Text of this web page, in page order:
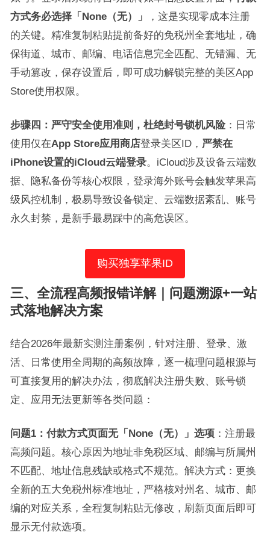
方式务必选择「None（无）」
，这是实现零成本注册
的关键。精准复制粘贴提前备好的免税州全套地址，确
保街道、城市、邮编、电话信息完全匹配、无错漏、无
手动篡改，保存设置后，即可成功解锁完整的美区App
Store使用权限。
步骤四：严守安全使用准则，杜绝封号锁机风险：日常
使用仅在App Store应用商店登录美区ID， 严禁在
iPhone设置的iCloud云端登录。iCloud涉及设备云端数
据、隐私备份等核心权限，登录海外账号会触发苹果高
级风控机制，极易导致设备锁定、云端数据紊乱、账号
永久封禁，是新手最易踩中的高危误区。
购买独享苹果ID
三、全流程高频报错详解｜问题溯源+一站
式落地解决方案
结合2026年最新实测注册案例，针对注册、登录、激
活、日常使用全周期的高频故障，逐一梳理问题根源与
可直接复用的解决办法，彻底解决注册失败、账号锁
定、应用无法更新等各类问题：
问题1：付款方式页面无「None（无）」选项：注册最
高频问题。核心原因为地址非免税区域、邮编与所属州
不匹配、地址信息残缺或格式不规范。解决方式：更换
全新的五大免税州标准地址，严格核对州名、城市、邮
编的对应关系，全程复制粘贴无修改，刷新页面后即可
显示无付款选项。